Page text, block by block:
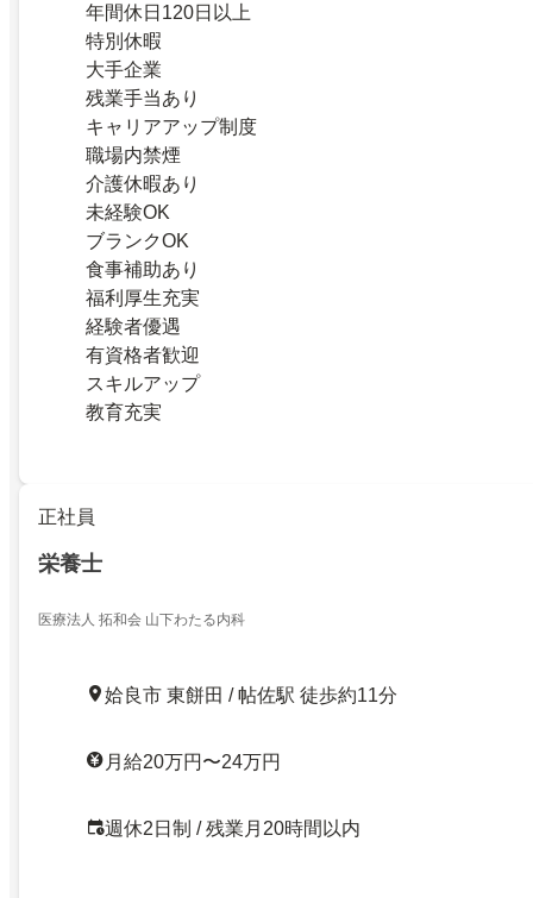
年間休日120日以上
特別休暇
大手企業
残業手当あり
キャリアアップ制度
職場内禁煙
介護休暇あり
未経験OK
ブランクOK
食事補助あり
福利厚生充実
経験者優遇
有資格者歓迎
スキルアップ
教育充実
正社員
栄養士
医療法人 拓和会 山下わたる内科
姶良市 東餅田 / 帖佐駅 徒歩約11分
月給20万円〜24万円
週休2日制 / 残業月20時間以内